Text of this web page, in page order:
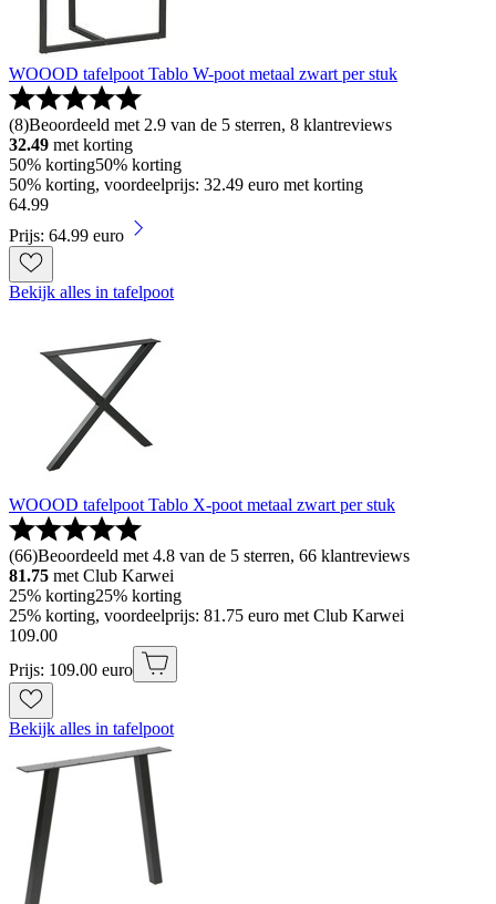
WOOOD tafelpoot Tablo W-poot metaal zwart per stuk
(8)Beoordeeld met 2.9 van de 5 sterren, 8 klantreviews
32.49 met korting
50% korting50% korting
50% korting, voordeelprijs: 32.49 euro met korting
64.99
Prijs: 64.99 euro
Bekijk alles in tafelpoot
WOOOD tafelpoot Tablo X-poot metaal zwart per stuk
(66)Beoordeeld met 4.8 van de 5 sterren, 66 klantreviews
81.75 met Club Karwei
25% korting25% korting
25% korting, voordeelprijs: 81.75 euro met Club Karwei
109.00
Prijs: 109.00 euro
Bekijk alles in tafelpoot